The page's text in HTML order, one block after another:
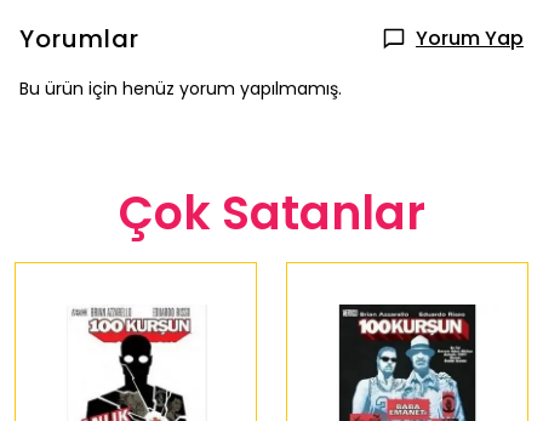
Yorumlar Yorum Yap
Bu ürün için henüz yorum yapılmamış.
Çok Satanlar